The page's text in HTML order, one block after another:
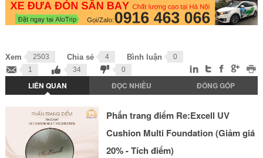
Xem 2503 Chia sẻ 4 Bình luận
0
1
34 0
LIÊN QUAN ĐỌC NHIỀU ĐÓNG GÓP
Phấn trang điểm Re:Excell UV
Cushion Multi Foundation (Giảm giá
20% - Tích điểm)